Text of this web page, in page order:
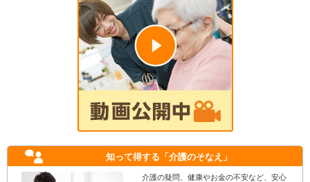
知って得する 「介護のそなえ」
介護の疑問、健康やお金の不安など、安心